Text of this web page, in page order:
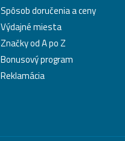
Spôsob doručenia a ceny
Výdajné miesta
Značky od A po Z
Bonusový program
Reklamácia